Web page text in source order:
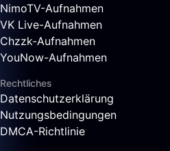
NimoTV-Aufnahmen
VK Live-Aufnahmen
Chzzk-Aufnahmen
YouNow-Aufnahmen
Rechtliches
Datenschutzerklärung
Nutzungsbedingungen
DMCA-Richtlinie